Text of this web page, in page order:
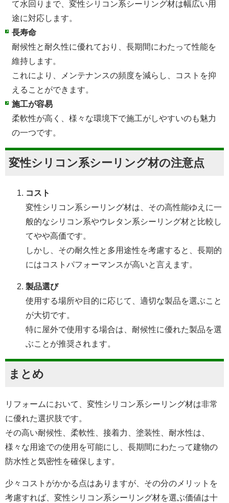
て水回りまで、変性シリコン系シーリング材は幅広い用
途に対応します。
長寿命
耐候性と耐久性に優れており、長期間にわたって性能を
維持します。
これにより、メンテナンスの頻度を減らし、コストを抑
えることができます。
施工が容易
柔軟性が高く、様々な環境下で施工がしやすいのも魅力
の一つです。
変性シリコン系シーリング材の注意点
コスト
変性シリコン系シーリング材は、その高性能ゆえに一
般的なシリコン系やウレタン系シーリング材と比較し
てやや高価です。
しかし、その耐久性と多用途性を考慮すると、長期的
にはコストパフォーマンスが高いと言えます。
製品選び
使用する場所や目的に応じて、適切な製品を選ぶこと
が大切です。
特に屋外で使用する場合は、耐候性に優れた製品を選
ぶことが推奨されます。
まとめ
リフォームにおいて、変性シリコン系シーリング材は非常
に優れた選択肢です。
その高い耐候性、柔軟性、接着力、塗装性、耐水性は、
様々な用途での使用を可能にし、長期間にわたって建物の
防水性と気密性を確保します。
少々コストがかかる点はありますが、その分のメリットを
考慮すれば、変性シリコン系シーリング材を選ぶ価値は十